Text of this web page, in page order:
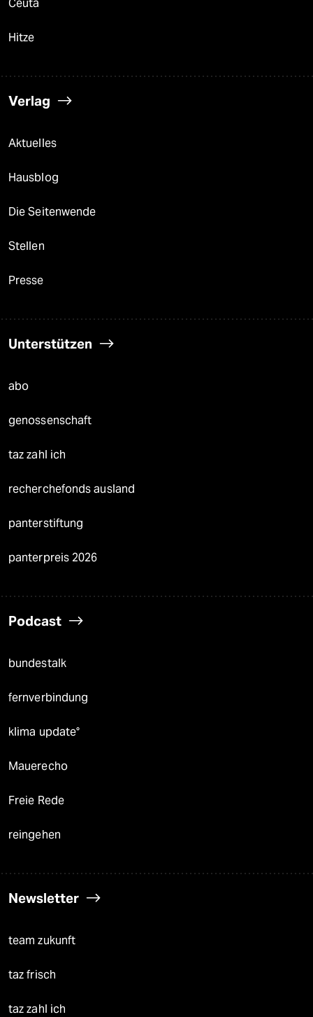
Ceuta
Hitze
Verlag
Aktuelles
Hausblog
Die Seitenwende
Stellen
Presse
Unterstützen
abo
genossenschaft
taz zahl ich
recherchefonds ausland
panterstiftung
panterpreis 2026
Podcast
bundestalk
fernverbindung
klima update°
Mauerecho
Freie Rede
reingehen
Newsletter
team zukunft
taz frisch
taz zahl ich